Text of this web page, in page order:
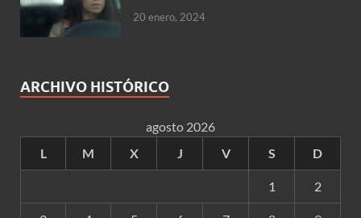
20 enero, 2024
ARCHIVO HISTÓRICO
agosto 2026
L
M X J V S D
1 2